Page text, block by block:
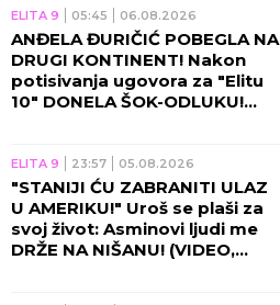
ELITA 9 05:45 06.08.2026
ANĐELA ĐURIČIĆ POBEGLA NA
DRUGI KONTINENT! Nakon
potisivanja ugovora za "Elitu
10" DONELA ŠOK-ODLUKU!
ELITA 9 23:57 05.08.2026
"STANIJI ĆU ZABRANITI ULAZ
U AMERIKU!" Uroš se plaši za
svoj život: Asminovi ljudi me
DRŽE NA NIŠANU! (VIDEO,